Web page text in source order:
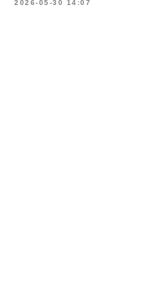
2026-05-30 14:07
Контакты